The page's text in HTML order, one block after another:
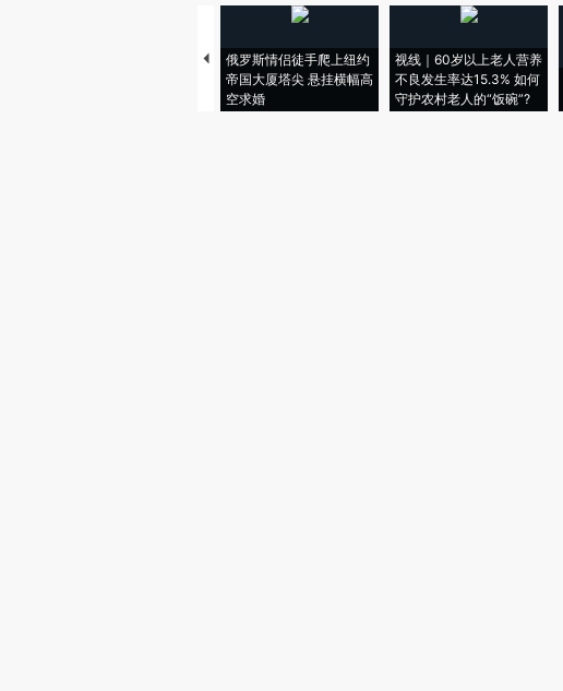
俄罗斯情侣徒手爬上纽约
帝国大厦塔尖 悬挂横幅高
空求婚
视线｜60岁以上老人营养
不良发生率达15.3% 如何
守护农村老人的“饭碗”?